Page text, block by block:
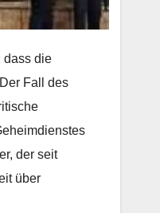
dass die
Fall des
der seit
über